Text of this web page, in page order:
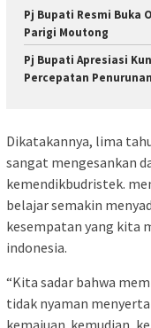
Pj Bupati Resmi Buka
Parigi Moutong
Pj Bupati Apresiasi
Percepatan
Dikatakannya, lima
sangat mengesankan
kemendikbudristek.
belajar semakin
kesempatan yang kita
indonesia.
“Kita sadar bahwa
tidak nyaman
kemajuan. kemudian,